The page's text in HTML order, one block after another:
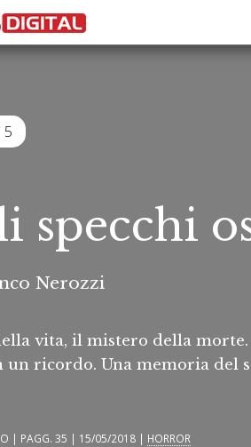
5
specchi
Nerozzi
vita, il mistero della morte.
un ricordo. Una memoria del
| PAGG. 35 | 15/05/2018 | HORROR